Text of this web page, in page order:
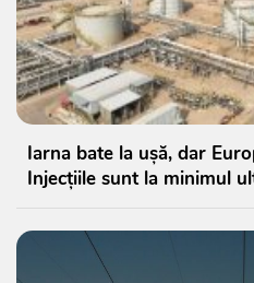
Iarna bate la ușă, dar
Injecțiile sunt la minimul